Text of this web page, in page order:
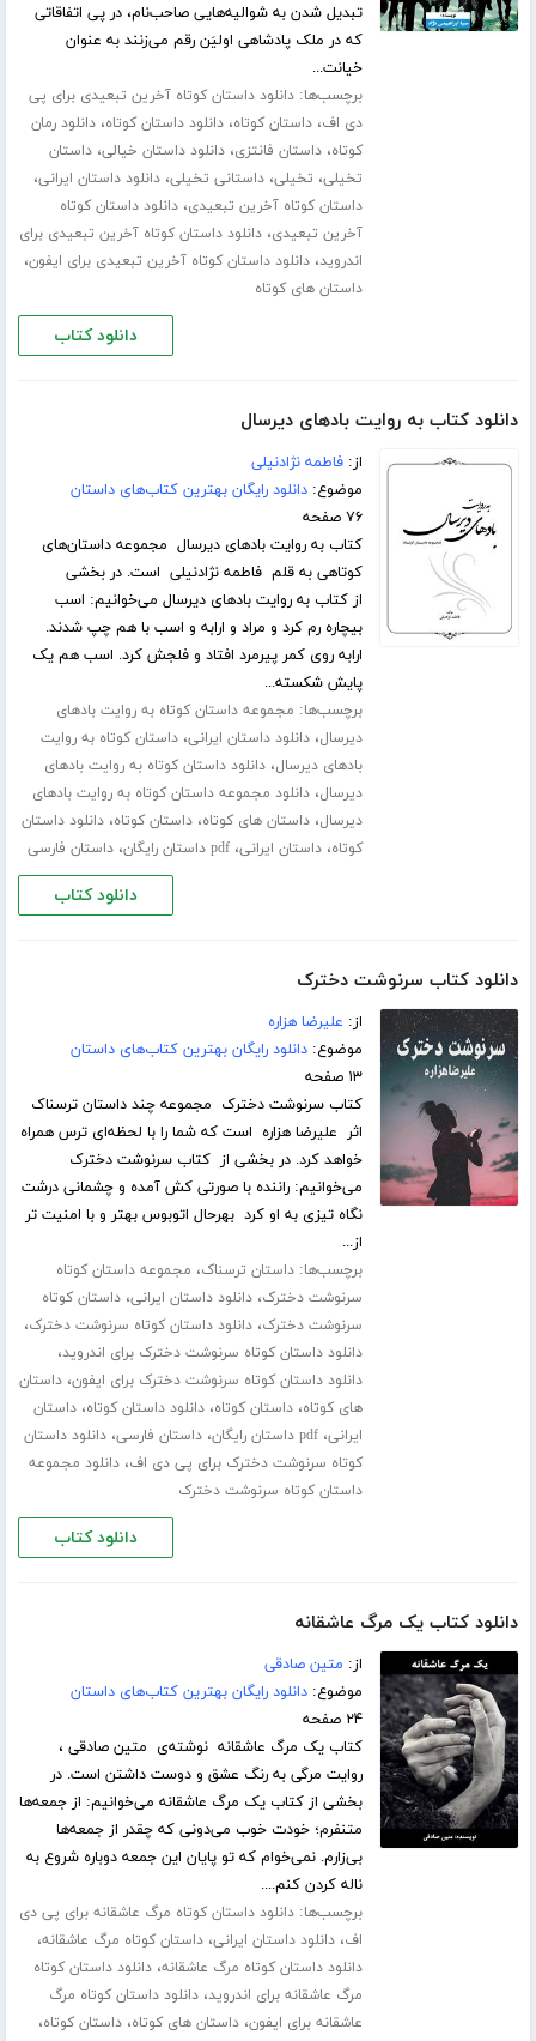
تبدیل شدن به شوالیه‌هایی صاحب‌نام، در پی اتفاقاتی
که در ملک پادشاهی اولیَن رقم می‌زنند به عنوان
خیانت...
برچسب‌ها:دانلود داستان کوتاه آخرین تبعیدی برای پی
دی اف،داستان کوتاه،دانلود داستان کوتاه،دانلود رمان
کوتاه،داستان فانتزی،دانلود داستان خیالی،داستان
تخیلی، تخیلی،داستانی تخیلی،دانلود داستان ایرانی،
داستان کوتاه آخرین تبعیدی،دانلود داستان کوتاه
آخرین تبعیدی،دانلود داستان کوتاه آخرین تبعیدی برای
اندروید،دانلود داستان کوتاه آخرین تبعیدی برای ایفون،
داستان های کوتاه
دانلود کتاب
دانلود کتاب به روایت بادهای دیرسال
از:فاطمه نژادنیلی
موضوع:دانلود رایگان بهترین کتاب‌های داستان
۷۶ صفحه
کتاب به روایت بادهای دیرسال مجموعه داستان‌های
کوتاهی به قلم فاطمه نژادنیلی است. در بخشی
از کتاب به روایت بادهای دیرسال می‌خوانیم: اسب
بیچاره رم کرد و مراد و ارابه و اسب با هم چپ شدند.
ارابه روی کمر پیرمرد افتاد و فلجش کرد. اسب هم یک
پایش شکسته...
برچسب‌ها: مجموعه داستان کوتاه به روایت بادهای
دیرسال،دانلود داستان ایرانی،داستان کوتاه به روایت
بادهای دیرسال،دانلود داستان کوتاه به روایت بادهای
دیرسال،دانلود مجموعه داستان کوتاه به روایت بادهای
دیرسال،داستان های کوتاه،داستان کوتاه،دانلود داستان
کوتاه،داستان ایرانی،pdf داستان رایگان ،داستان فارسی
دانلود کتاب
دانلود کتاب سرنوشت دخترک
از: علیرضا هزاره
موضوع:دانلود رایگان بهترین کتاب‌های داستان
۱۳ صفحه
کتاب سرنوشت دخترک مجموعه چند داستان ترسناک
اثر علیرضا هزاره است که شما را با لحظه‌ای ترس همراه
خواهد کرد. در بخشی از کتاب سرنوشت دخترک
می‌خوانیم: راننده با صورتی کش آمده و چشمانی درشت
نگاه تیزی به او کرد بھرحال اتوبوس بھتر و با امنیت تر
از...
برچسب‌ها:داستان ترسناک، مجموعه داستان کوتاه
سرنوشت دخترک،دانلود داستان ایرانی،داستان کوتاه
سرنوشت دخترک،دانلود داستان کوتاه سرنوشت دخترک،
دانلود داستان کوتاه سرنوشت دخترک برای اندروید،
دانلود داستان کوتاه سرنوشت دخترک برای ایفون،داستان
های کوتاه،داستان کوتاه،دانلود داستان کوتاه،داستان
ایرانی،pdf داستان رایگان ،داستان فارسی،دانلود داستان
کوتاه سرنوشت دخترک برای پی دی اف،دانلود مجموعه
داستان کوتاه سرنوشت دخترک
دانلود کتاب
دانلود کتاب یک مرگ عاشقانه
از: متین صادقی
موضوع:دانلود رایگان بهترین کتاب‌های داستان
۲۴ صفحه
کتاب یک مرگ عاشقانه نوشته‌ی متین صادقی ،
روایت مرگی به رنگ عشق و دوست داشتن است. در
بخشی از کتاب یک مرگ عاشقانه می‌خوانیم: از جمعه‌ها
متنفرم؛ خودت خوب می‌دونی که چقدر از جمعه‌ها
بی‌زارم. نمی‌خوام که تو پایان این جمعه دوباره شروع به
ناله کردن کنم....
برچسب‌ها:دانلود داستان کوتاه مرگ عاشقانه برای پی دی
اف،دانلود داستان ایرانی،داستان کوتاه مرگ عاشقانه،
دانلود داستان کوتاه مرگ عاشقانه،دانلود داستان کوتاه
مرگ عاشقانه برای اندروید،دانلود داستان کوتاه مرگ
عاشقانه برای ایفون،داستان های کوتاه،داستان کوتاه،